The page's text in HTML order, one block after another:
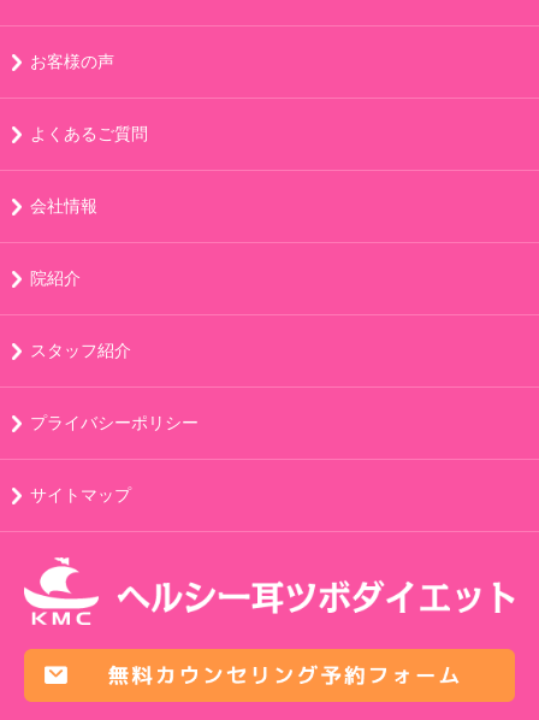
お客様の声
よくあるご質問
会社情報
院紹介
スタッフ紹介
プライバシーポリシー
サイトマップ